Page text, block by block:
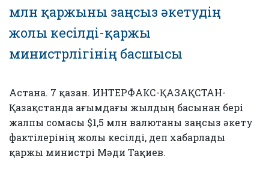
млн қаржыны заңсыз әкетудің
жолы кесілді-қаржы
министрлігінің басшысы
Астана. 7 қазан. ИНТЕРФАКС-ҚАЗАҚСТАН-
Қазақстанда ағымдағы жылдың басынан бері
жалпы сомасы $1,5 млн валютаны заңсыз әкету
фактілерінің жолы кесілді, деп хабарлады
қаржы министрі Мәди Тақиев.